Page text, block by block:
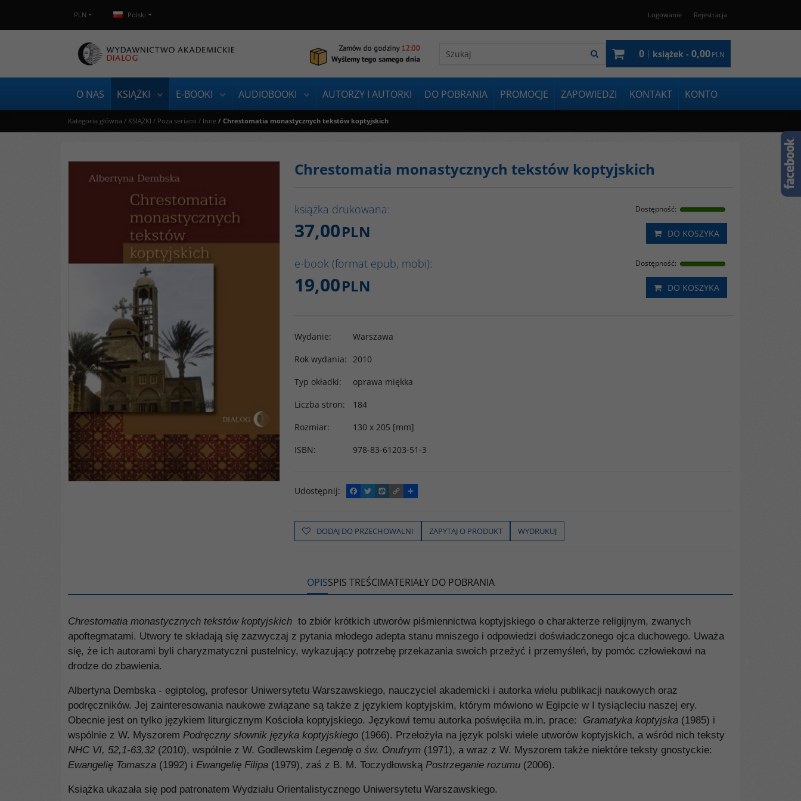
PLN Polski Logowanie Rejestracja
0 | książek - 0,00PLN
O NAS KSIĄŻKI E-BOOKI AUDIOBOOKI AUTORZY I AUTORKI DO POBRANIA PROMOCJE ZAPOWIEDZI KONTAKT KONTO
Kategoria główna / KSIĄŻKI / Poza seriami / Inne / Chrestomatia monastycznych tekstów koptyjskich
Chrestomatia monastycznych tekstów koptyjskich
książka drukowana: Dostępność:
37,00PLN DO KOSZYKA
e-book (format epub, mobi): Dostępność:
19,00PLN DO KOSZYKA
Wydanie:
Warszawa
Rok wydania: 2010
Typ okładki:
oprawa miękka
Liczba stron:
184
Rozmiar:
130 x 205 [mm]
ISBN: 978-83-61203-51-3
Udostępnij:
F
a
e
b
o
T
w
t
t
e
W
y
o
p
C
o
y
L
i
P
o
z
i
e
ę
DODAJ DO PRZECHOWALNI ZAPYTAJ O PRODUKT WYDRUKUJ
OPISSPIS TREŚCIMATERIAŁY DO POBRANIA
Chrestomatia monastycznych tekstów koptyjskich to zbiór krótkich utworów piśmiennictwa koptyjskiego o charakterze religijnym, zwanych
apoftegmatami. Utwory te składają się zazwyczaj z pytania młodego adepta stanu mniszego i odpowiedzi doświadczonego ojca duchowego. Uważa
się, że ich autorami byli charyzmatyczni pustelnicy, wykazujący potrzebę przekazania swoich przeżyć i przemyśleń, by pomóc człowiekowi na
drodze do zbawienia.
Albertyna Dembska - egiptolog, profesor Uniwersytetu Warszawskiego, nauczyciel akademicki i autorka wielu publikacji naukowych oraz
podręczników. Jej zainteresowania naukowe związane są także z językiem koptyjskim, którym mówiono w Egipcie w I tysiącleciu naszej ery.
Obecnie jest on tylko językiem liturgicznym Kościoła koptyjskiego. Językowi temu autorka poświęciła m.in. prace: Gramatyka koptyjska (1985) i
wspólnie z W. Myszorem Podręczny słownik języka koptyjskiego (1966). Przełożyła na język polski wiele utworów koptyjskich, a wśród nich teksty
NHC VI, 52,1-63,32 (2010), wspólnie z W. Godlewskim Legendę o św. Onufrym (1971), a wraz z W. Myszorem także niektóre teksty gnostyckie:
Ewangelię Tomasza (1992) i Ewangelię Filipa (1979), zaś z B. M. Toczydłowską Postrzeganie rozumu (2006).
Książka ukazała się pod patronatem Wydziału Orientalistycznego Uniwersytetu Warszawskiego.